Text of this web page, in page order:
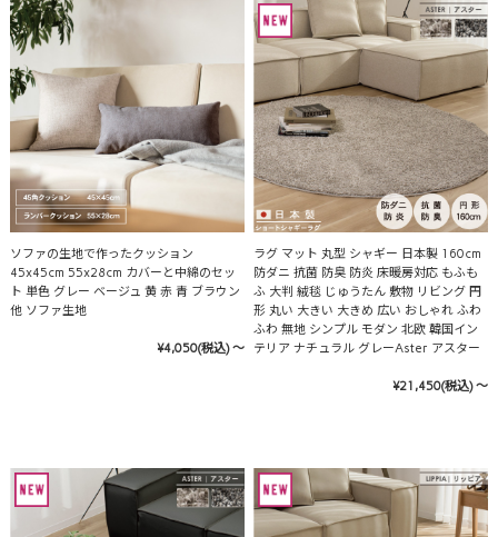
ソファの生地で作ったクッション
45x45cm 55x28cm カバーと中綿のセッ
ト 単色 グレー ベージュ 黄 赤 青 ブラウン
他 ソファ生地
¥4,050(税込) ～
ラグ マット 丸型 シャギー 日本製 160cm
防ダニ 抗菌 防臭 防炎 床暖房対応 もふも
ふ 大判 絨毯 じゅうたん 敷物 リビング 円
形 丸い 大きい 大きめ 広い おしゃれ ふわ
ふわ 無地 シンプル モダン 北欧 韓国イン
テリア ナチュラル グレーAster アスター
¥21,450(税込) ～